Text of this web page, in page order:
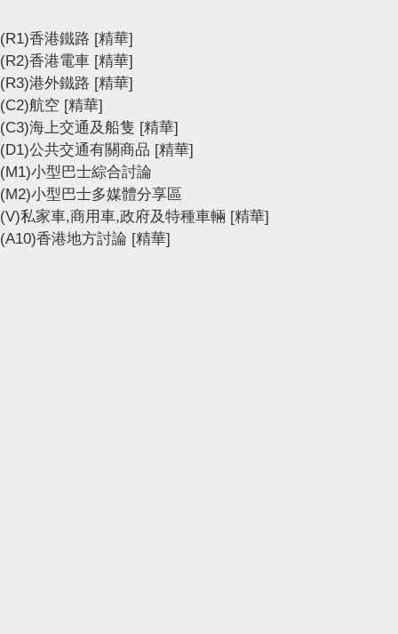
(R1)香港鐵路 [精華]
(R2)香港電車 [精華]
(R3)港外鐵路 [精華]
(C2)航空 [精華]
(C3)海上交通及船隻 [精華]
(D1)公共交通有關商品 [精華]
(M1)小型巴士綜合討論
(M2)小型巴士多媒體分享區
(V)私家車,商用車,政府及特種車輛 [精華]
(A10)香港地方討論 [精華]